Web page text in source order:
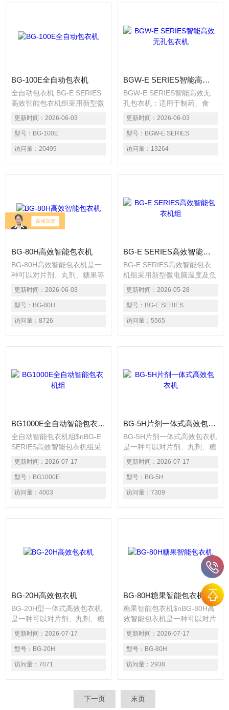
BG-100E全自动包衣机
全自动包衣机 BG-E SERIES
高效智能包衣机组采用新型微
电脑温度及负压模块控制系
统、触摸屏图形显示与控制,
具有可编程序功能,可自动调
节流量、负压、进风量、排风
量、温度、转速等大部分的工
更新时间： 2026-06-03
型号： BG-100E
访问量： 20499
BGW-E SERIES智能高效无孔包衣机
BGW-E SERIES智能高效无
孔包衣机：适用于制药、食
品、生物等领域的中西药片、
丸剂、微丸、小丸、水丸、滴
丸、颗粒制丸等包制糖衣、有
机薄膜、水溶薄膜和缓、控释
包衣。
更新时间： 2026-06-03
型号： BGW-E SERIES
访问量： 13264
BG-80H高效智能包衣机
BG-80H高效智能包衣机是一
种可以对片剂、丸剂、糖果等
进行有机薄膜包衣、水溶薄膜
衣、缓、控释性包衣的一种高
效、节能、安全、洁净的机电
一体化设备。
更新时间： 2026-06-03
型号： BG-80H
访问量： 8726
BG-E SERIES高效智能包衣机组
BG-E SERIES高效智能包衣
机组采用新型微电脑温度及负
压模块控制系统、触摸屏图形
显示与控制,具有可编程序功
能,可自动调节流量、负压、
进风量、排风量、温度、转速
等大部分的工艺参数,使岗位
更新时间： 2026-05-28
型号： BG-E SERIES
访问量： 5565
BG1000E全自动智能包衣机组
全自动智能包衣机组$nBG-E
SERIES高效智能包衣机组采
用新型微电脑温度及负压模块
控制系统、触摸屏图形显示与
控制,具有可编程序功能,可自
动调节流量、负压、进风量、
排风量、温度、转速等大部分
量。
更新时间： 2026-07-17
型号： BG1000E
访问量： 4003
BG-5H片剂一体式高效包衣机
BG-5H片剂一体式高效包衣机
是一种可以对片剂、丸剂、糖
果等进行有机薄膜包衣、水溶
薄膜衣、缓、控释性包衣的一
种高效、节能、安全、洁净的
机电一体化设备。
更新时间： 2026-07-17
型号： BG-5H
访问量： 7309
BG-20H高效包衣机
BG-20H型一体式高效包衣机
是一种可以对片剂、丸剂、糖
果等进行有机薄膜包衣、水溶
薄膜衣、缓、控释性包衣的一
种高效、节能、安全、洁净的
机电一体化设备。
更新时间： 2026-07-17
型号： BG-20H
访问量： 7071
BG-80H糖果智能包衣机
糖果智能包衣机$nBG-80H高
效智能包衣机是一种可以对片
剂、丸剂、糖果等进行有机薄
膜包衣、水溶薄膜衣、缓、控
释性包衣的一种高效、节能、
安全、洁净的机电一体化设
备。
更新时间： 2026-07-17
型号： BG-80H
访问量： 2938
下一页 末页